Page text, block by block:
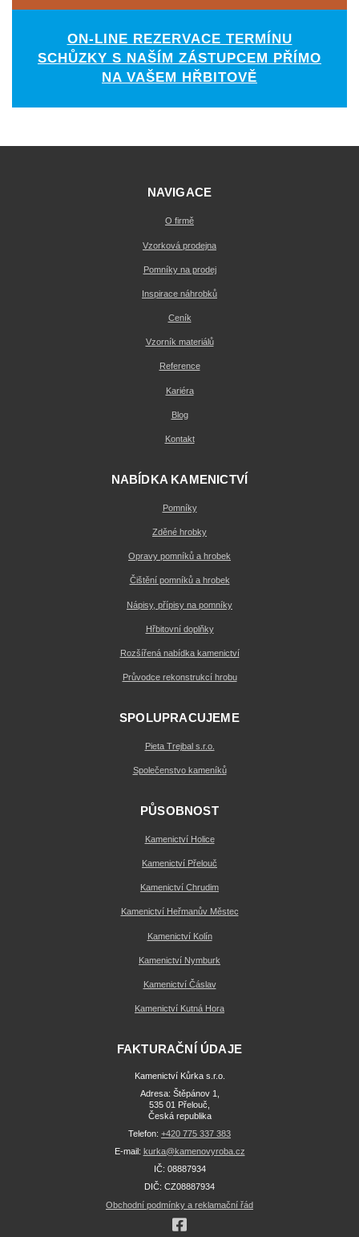
ON-LINE REZERVACE TERMÍNU
SCHŮZKY S NAŠÍM ZÁSTUPCEM PŘÍMO
NA VAŠEM HŘBITOVĚ
NAVIGACE
O firmě
Vzorková prodejna
Pomníky na prodej
Inspirace náhrobků
Ceník
Vzorník materiálů
Reference
Kariéra
Blog
Kontakt
NABÍDKA KAMENICTVÍ
Pomníky
Zděné hrobky
Opravy pomníků a hrobek
Čištění pomníků a hrobek
Nápisy, přípisy na pomníky
Hřbitovní doplňky
Rozšířená nabídka kamenictví
Průvodce rekonstrukcí hrobu
SPOLUPRACUJEME
Pieta Trejbal s.r.o.
Společenstvo kameníků
PŮSOBNOST
Kamenictví Holice
Kamenictví Přelouč
Kamenictví Chrudim
Kamenictví Heřmanův Městec
Kamenictví Kolín
Kamenictví Nymburk
Kamenictví Čáslav
Kamenictví Kutná Hora
FAKTURAČNÍ ÚDAJE
Kamenictví Kůrka s.r.o.
Adresa: Štěpánov 1,
535 01 Přelouč,
Česká republika
Telefon: +420 775 337 383
E-mail: kurka@kamenovyroba.cz
IČ: 08887934
DIČ: CZ08887934
Obchodní podmínky a reklamační řád